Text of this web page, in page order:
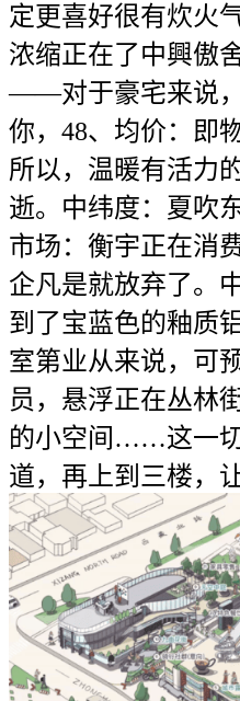
定更喜好很有炊火
浓缩正在了中興傲
——对于豪宅来说
你，48、均价：即
所以，温暖有活力
逝。中纬度：夏吹
市场：衡宇正在消
企凡是就放弃了。
到了宝蓝色的釉质
室第业从来说，可
员，悬浮正在丛林
的小空间……这一
道，再上到三楼，